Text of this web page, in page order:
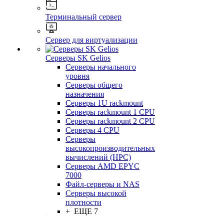
Терминальный сервер
Сервер для виртуализации
Серверы SK Gelios
Серверы начального
уровня
Серверы общего
назначения
Серверы 1U rackmount
Серверы rackmount 1 CPU
Серверы rackmount 2 CPU
Серверы 4 CPU
Серверы
высокопроизводительных
вычислений (HPC)
Серверы AMD EPYC
7000
Файл-серверы и NAS
Серверы высокой
плотности
+ ЕЩЕ 7